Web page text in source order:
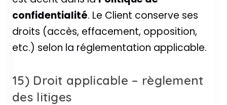
confidentialité. Le Client conserve ses
droits (accès, effacement, opposition,
etc.) selon la réglementation applicable.
15) Droit applicable – règlement
des litiges